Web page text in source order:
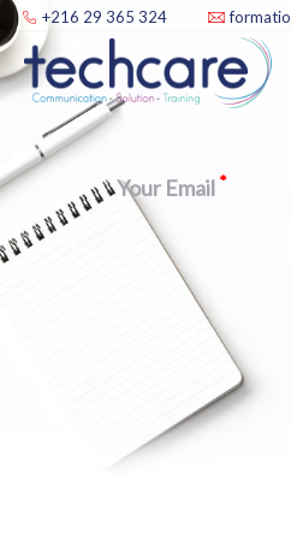
+216 29 365 324
Your Email *